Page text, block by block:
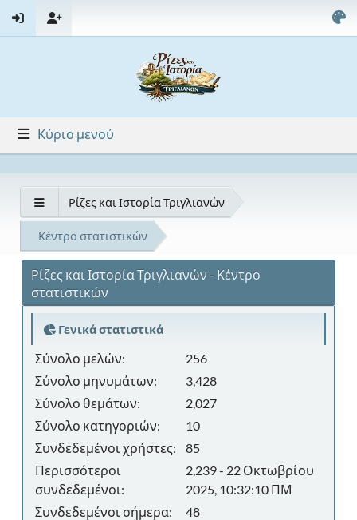
Κύριο μενού
Ρίζες και Ιστορία Τριγλιανών
Κέντρο στατιστικών
Ρίζες και Ιστορία Τριγλιανών - Κέντρο
στατιστικών
Γενικά στατιστικά
Σύνολο μελών:
256
Σύνολο μηνυμάτων:
3,428
Σύνολο θεμάτων:
2,027
Σύνολο κατηγοριών:
10
Συνδεδεμένοι χρήστες:
85
Περισσότεροι
συνδεδεμένοι:
2,239 - 22 Οκτωβρίου
2025, 10:32:10 ΠΜ
Συνδεδεμένοι σήμερα:
48